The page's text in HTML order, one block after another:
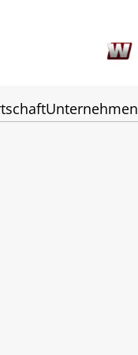
Unternehmen